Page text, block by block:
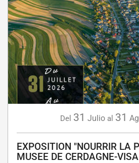
Del 31 Julio al 31
EXPOSITION "NOURRIR LA
MUSEE DE CERDAGNE-